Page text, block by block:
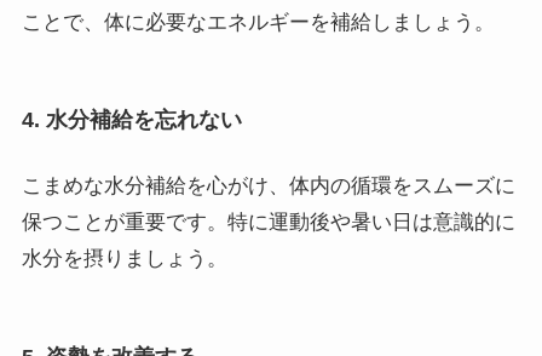
ことで、体に必要なエネルギーを補給しましょう。
4. 水分補給を忘れない
こまめな水分補給を心がけ、体内の循環をスムーズに
保つことが重要です。特に運動後や暑い日は意識的に
水分を摂りましょう。